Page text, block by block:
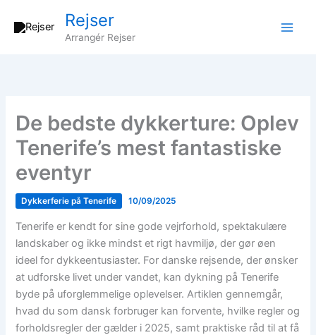
Rejser
Arrangér Rejser
De bedste dykkerture: Oplev
Tenerife’s mest fantastiske
eventyr
Dykkerferie på Tenerife 10/09/2025
Tenerife er kendt for sine gode vejrforhold, spektakulære
landskaber og ikke mindst et rigt havmiljø, der gør øen
ideel for dykkeentusiaster. For danske rejsende, der ønsker
at udforske livet under vandet, kan dykning på Tenerife
byde på uforglemmelige oplevelser. Artiklen gennemgår,
hvad du som dansk forbruger kan forvente, hvilke regler og
forholdsregler der gælder i 2025, samt praktiske råd til at få